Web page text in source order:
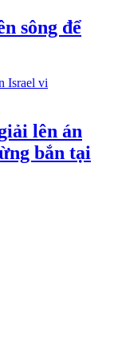
sông để
lên án
bắn tại